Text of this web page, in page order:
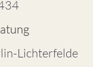
Lichterfelde